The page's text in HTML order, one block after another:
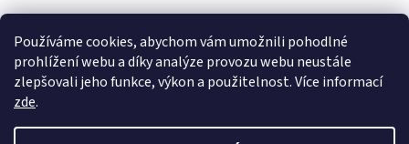
Používáme cookies, abychom vám umožnili pohodlné
prohlížení webu a díky analýze provozu webu neustále
zlepšovali jeho funkce, výkon a použitelnost. Více informací
zde.